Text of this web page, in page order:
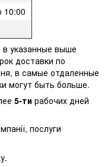
10:00
указанные выше
доставки по
в самые отдаленные
могут быть больше.
5-ти рабочих дней
послуги